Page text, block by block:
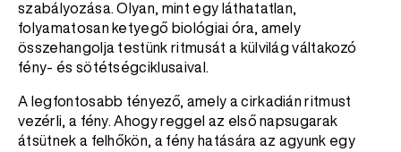
szabályozása. Olyan, mint egy láthatatlan,
folyamatosan ketyegő biológiai óra, amely
összehangolja testünk ritmusát a külvilág váltakozó
fény- és sötétségciklusaival.
A legfontosabb tényező, amely a cirkadián ritmust
vezérli, a fény. Ahogy reggel az első napsugarak
átsütnek a felhőkön, a fény hatására az agyunk egy